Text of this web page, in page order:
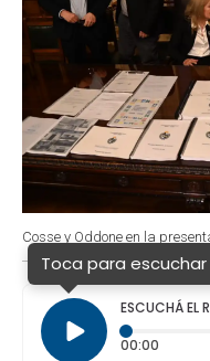
Cosse y Oddone en la
Toca para escuchar
ESCUCHÁ EL
00:00